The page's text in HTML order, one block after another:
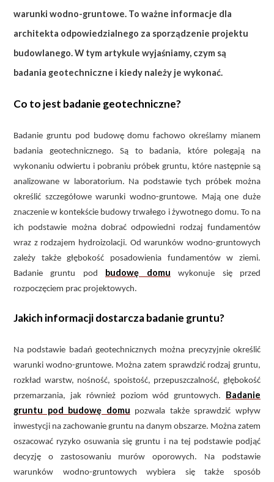
warunki wodno-gruntowe. To ważne informacje dla
architekta odpowiedzialnego za sporządzenie projektu
budowlanego. W tym artykule wyjaśniamy, czym są
badania geotechniczne i kiedy należy je wykonać.
Co to jest badanie geotechniczne?
Badanie gruntu pod budowę domu fachowo określamy mianem
badania geotechnicznego. Są to badania, które polegają na
wykonaniu odwiertu i pobraniu próbek gruntu, które następnie są
analizowane w laboratorium. Na podstawie tych próbek można
określić szczegółowe warunki wodno-gruntowe. Mają one duże
znaczenie w kontekście budowy trwałego i żywotnego domu. To na
ich podstawie można dobrać odpowiedni rodzaj fundamentów
wraz z rodzajem hydroizolacji. Od warunków wodno-gruntowych
zależy także głębokość posadowienia fundamentów w ziemi.
Badanie gruntu pod budowę domu wykonuje się przed
rozpoczęciem prac projektowych.
Jakich informacji dostarcza badanie gruntu?
Na podstawie badań geotechnicznych można precyzyjnie określić
warunki wodno-gruntowe. Można zatem sprawdzić rodzaj gruntu,
rozkład warstw, nośność, spoistość, przepuszczalność, głębokość
przemarzania, jak również poziom wód gruntowych. Badanie
gruntu pod budowę domu pozwala także sprawdzić wpływ
inwestycji na zachowanie gruntu na danym obszarze. Można zatem
oszacować ryzyko osuwania się gruntu i na tej podstawie podjąć
decyzję o zastosowaniu murów oporowych. Na podstawie
warunków wodno-gruntowych wybiera się także sposób